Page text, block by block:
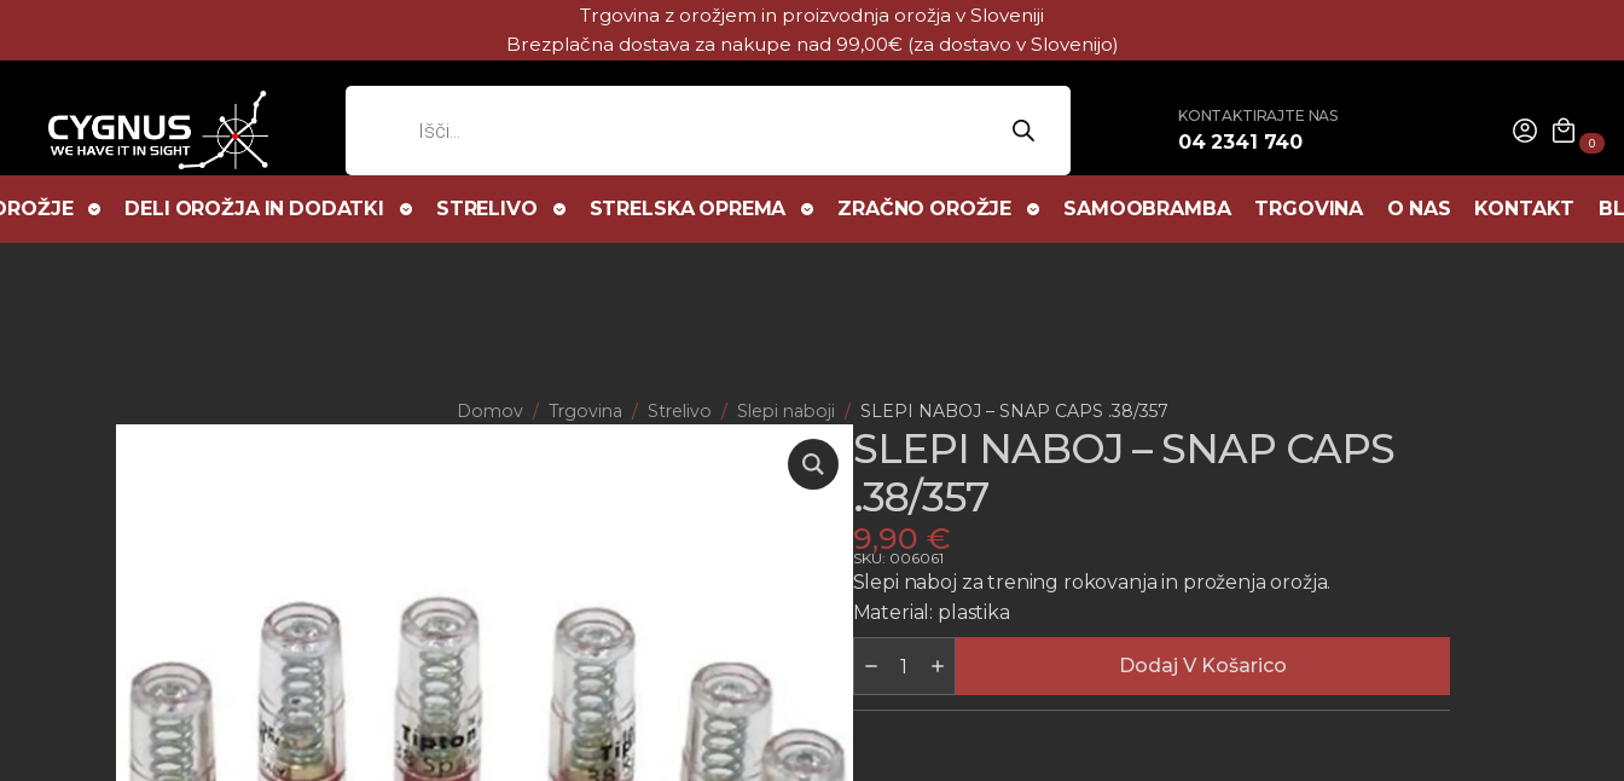
Trgovina z orožjem in proizvodnja orožja v Sloveniji
Brezplačna dostava za nakupe nad 99,00€ (za dostavo v Slovenijo)
KONTAKTIRAJTE NAS
04 2341 740 0
DELI OROŽJA IN DODATKI STRELIVO STRELSKA OPREMA ZRAČNO OROŽJE SAMOOBRAMBA TRGOVINA O NAS KONTAKT
Domov Trgovina Strelivo Slepi naboji SLEPI NABOJ – SNAP CAPS .38/357
SLEPI NABOJ – SNAP CAPS
.38/357
9,90 €
SKU: 006061
Slepi naboj za trening rokovanja in proženja orožja.
Material: plastika
SLEPI
NABOJ
SNAP
CAPS
Dodaj V Košarico